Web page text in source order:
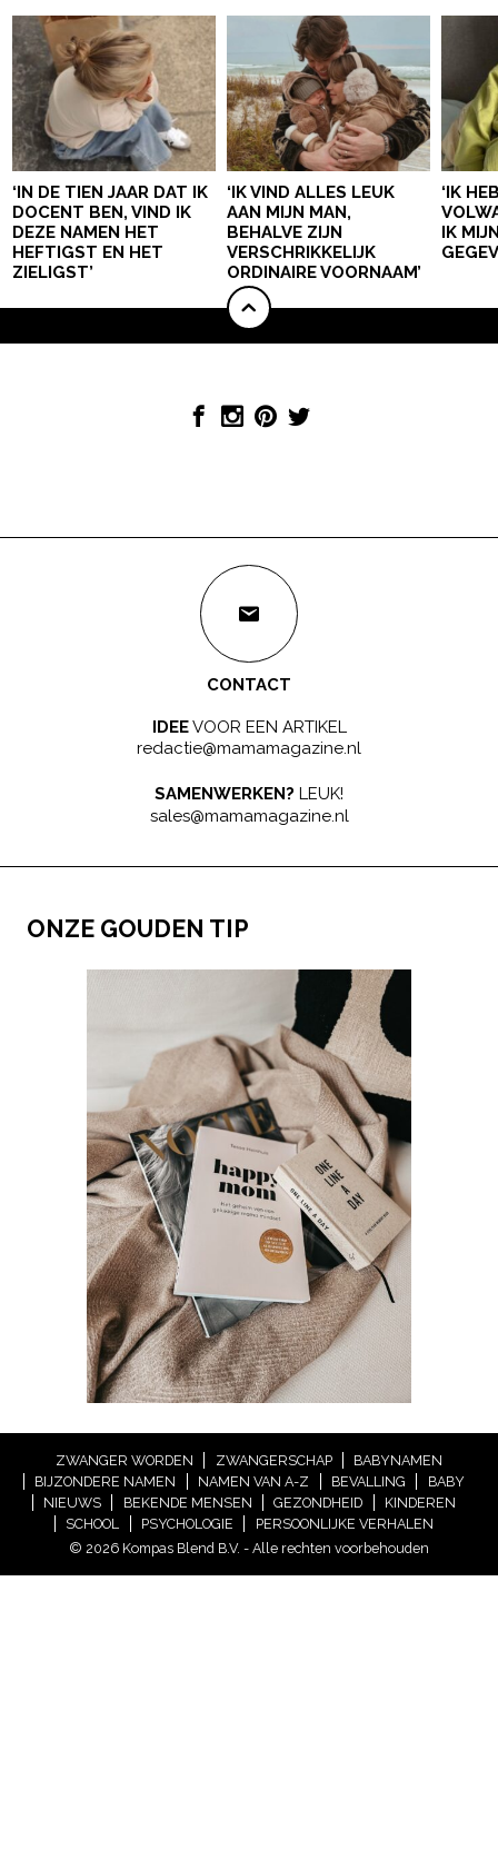
‘IN DE TIEN JAAR DAT IK
DOCENT BEN, VIND IK
DEZE NAMEN HET
HEFTIGST EN HET
ZIELIGST’
‘IK VIND ALLES LEUK
AAN MIJN MAN,
BEHALVE ZIJN
VERSCHRIKKELIJK
ORDINAIRE VOORNAAM’
‘IK
IK
CONTACT
IDEEVOOR EEN ARTIKEL
redactie@mamamagazine.nl
SAMENWERKEN? LEUK!
sales@mamamagazine.nl
ONZE GOUDEN TIP
ZWANGER WORDEN ZWANGERSCHAP
BABYNAMEN
BIJZONDERE NAMEN
NAMEN VAN A-Z BEVALLING
BABY
NIEUWS
BEKENDE MENSEN GEZONDHEID
KINDEREN
SCHOOL
PSYCHOLOGIE
PERSOONLIJKE VERHALEN
© 2026 Kompas Blend B.V. - Alle rechten voorbehouden